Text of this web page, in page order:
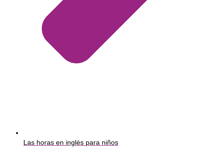
Las horas en inglés para niños